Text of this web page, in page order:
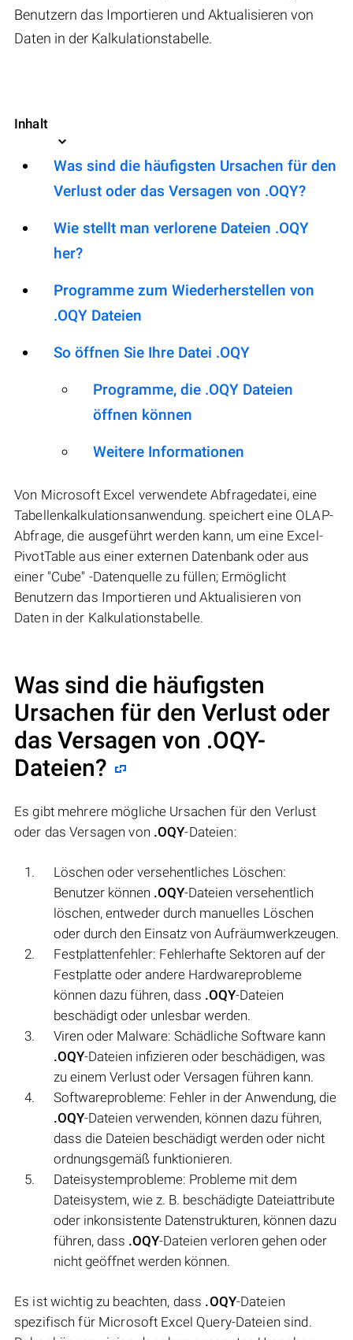
Benutzern das Importieren und Aktualisieren von
Daten in der Kalkulationstabelle.
Inhalt
Was sind die häufigsten Ursachen für den
Verlust oder das Versagen von .OQY?
Wie stellt man verlorene Dateien .OQY
her?
Programme zum Wiederherstellen von
.OQY Dateien
So öffnen Sie Ihre Datei .OQY
Programme, die .OQY Dateien
öffnen können
Weitere Informationen
Von Microsoft Excel verwendete Abfragedatei, eine
Tabellenkalkulationsanwendung. speichert eine OLAP-
Abfrage, die ausgeführt werden kann, um eine Excel-
PivotTable aus einer externen Datenbank oder aus
einer "Cube" -Datenquelle zu füllen; Ermöglicht
Benutzern das Importieren und Aktualisieren von
Daten in der Kalkulationstabelle.
Was sind die häufigsten
Ursachen für den Verlust oder
das Versagen von .OQY-
Dateien?
Es gibt mehrere mögliche Ursachen für den Verlust
oder das Versagen von .OQY-Dateien:
Löschen oder versehentliches Löschen:
Benutzer können .OQY-Dateien versehentlich
löschen, entweder durch manuelles Löschen
oder durch den Einsatz von Aufräumwerkzeugen.
Festplattenfehler: Fehlerhafte Sektoren auf der
Festplatte oder andere Hardwareprobleme
können dazu führen, dass .OQY-Dateien
beschädigt oder unlesbar werden.
Viren oder Malware: Schädliche Software kann
.OQY-Dateien infizieren oder beschädigen, was
zu einem Verlust oder Versagen führen kann.
Softwareprobleme: Fehler in der Anwendung, die
.OQY-Dateien verwenden, können dazu führen,
dass die Dateien beschädigt werden oder nicht
ordnungsgemäß funktionieren.
Dateisystemprobleme: Probleme mit dem
Dateisystem, wie z. B. beschädigte Dateiattribute
oder inkonsistente Datenstrukturen, können dazu
führen, dass .OQY-Dateien verloren gehen oder
nicht geöffnet werden können.
Es ist wichtig zu beachten, dass .OQY-Dateien
spezifisch für Microsoft Excel Query-Dateien sind.